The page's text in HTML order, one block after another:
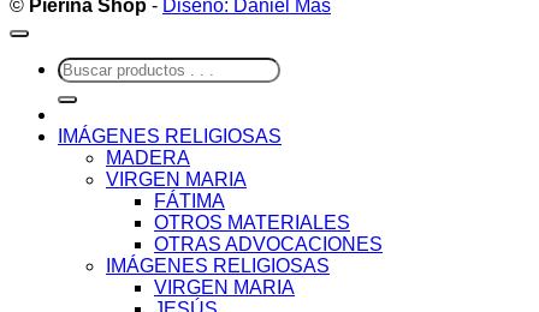
© Pierina Shop - Diseño: Daniel Más
Buscar
por:
IMÁGENES RELIGIOSAS
MADERA
VIRGEN MARIA
FÁTIMA
OTROS MATERIALES
OTRAS ADVOCACIONES
IMÁGENES RELIGIOSAS
VIRGEN MARIA